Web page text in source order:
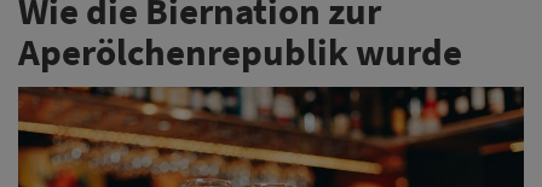
Wie die Biernation zur
Aperölchenrepublik wurde